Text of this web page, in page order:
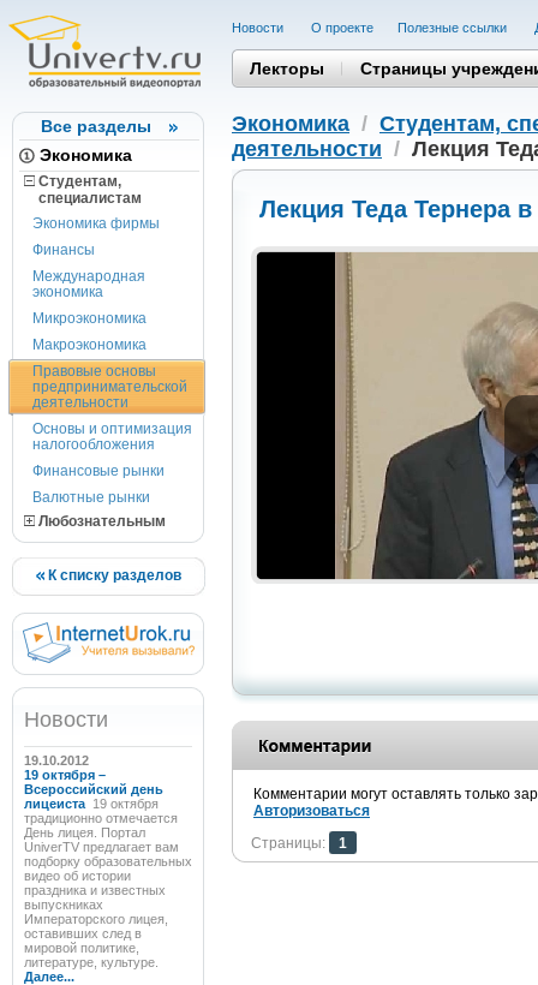
Все разделы
Экономика
Студентам,
cпециалистам
Экономика фирмы
Финансы
Международная
экономика
Микроэкономика
Макроэкономика
Правовые основы
предпринимательской
деятельности
Основы и оптимизация
налогообложения
Финансовые рынки
Валютные рынки
Любознательным
К списку разделов
Новости
19.10.2012
19 октября –
Всероссийский день
лицеиста 19 октября
традиционно отмечается
День лицея. Портал
UniverTV предлагает вам
подборку образовательных
видео об истории
праздника и известных
выпускниках
Императорского лицея,
оставивших след в
мировой политике,
литературе, культуре.
Далее...
Новости О проекте Полезные cсылки
Лекторы Страницы
Экономика / Студентам,
деятельности / Лекция
Лекция Теда Тернера
Комментарии могут оставлять только
Авторизоваться
Страницы:
1